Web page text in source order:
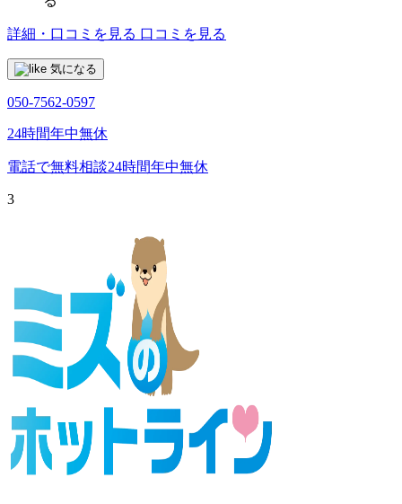
詳細・口コミを見る 口コミを見る
気になる
050-7562-0597
24時間年中無休
電話で無料相談24時間年中無休
3